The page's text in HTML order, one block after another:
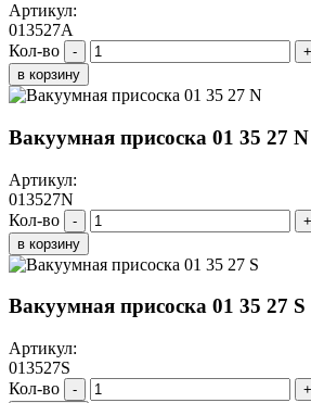
Артикул:
013527A
Кол-во
-
+
в корзину
Вакуумная присоска 01 35 27 N
Артикул:
013527N
Кол-во
-
+
в корзину
Вакуумная присоска 01 35 27 S
Артикул:
013527S
Кол-во
-
+